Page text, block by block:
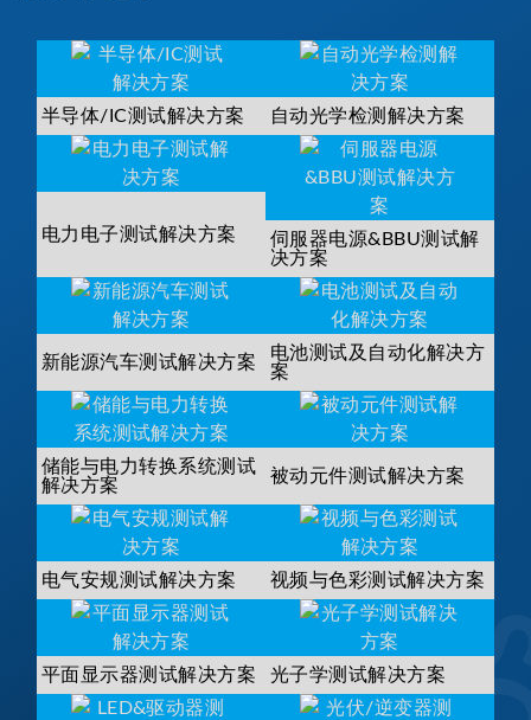
半导体/IC测试解决方案 自动光学检测解决方案
电力电子测试解决方案
伺服器电源&BBU测试解
决方案
新能源汽车测试解决方案
电池测试及自动化解决方
案
储能与电力转换系统测试
解决方案
被动元件测试解决方案
电气安规测试解决方案 视频与色彩测试解决方案
平面显示器测试解决方案 光子学测试解决方案